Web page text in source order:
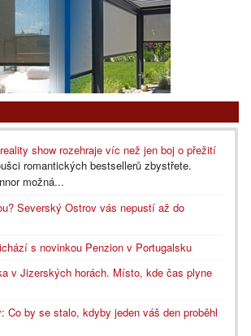
show rozehraje víc než jen boj o přežití
romantických bestsellerů zbystřete.
možná...
Severský Ostrov vás nepustí až do
s novinkou Penzion v Portugalsku
v Jizerských horách. Místo, kde čas plyne
Co by se stalo, kdyby jeden váš den proběhl